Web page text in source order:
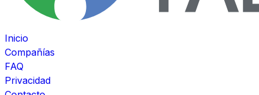
Inicio
Compañías
FAQ
Privacidad